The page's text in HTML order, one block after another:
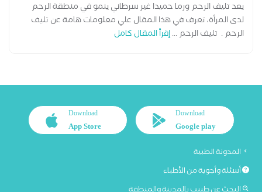
يعد تليف الرحم ورما حميدا غير سرطاني ينمو في منطقة الرحم
لدى المرأة، تعرف في هذا المقال علي معلومات هامة عن تليف
الرحم . تليف الرحم ...إقرأ المقال كامل
Download
Google play
Download
App Store
المدونة الطبية
أسئلة وأجوبة من الأطباء